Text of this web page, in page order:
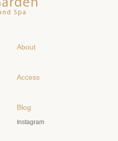
About
Access
Blog
Instagram